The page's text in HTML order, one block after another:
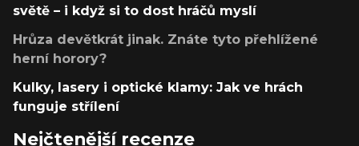
světě – i když si to dost hráčů myslí
Hrůza devětkrát jinak. Znáte tyto přehlížené
herní horory?
Kulky, lasery i optické klamy: Jak ve hrách
funguje střílení
Nejčtenější recenze